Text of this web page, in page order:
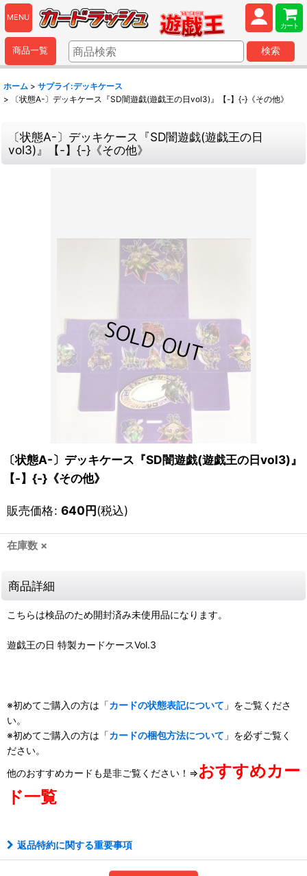
MENU
カート
商品一覧 検索
ホーム > サプライ:デッキケース
>
〔状態A-〕デッキケース『SD闇遊戯(遊戯王の日vol3)』【-】{-}《その他》
〔状態A-〕デッキケース『SD闇遊戯(遊戯王の日
vol3)』【-】{-}《その他》
〔状態A-〕デッキケース『SD闇遊戯(遊戯王の日vol3)』
【-】{-}《その他》
販売価格: 640円(税込)
在庫数 ×
商品詳細
こちらは検品のため開封済み未使用品になります。
遊戯王の日 特製カードケースVol.3
※初めてご購入の方は「カードの状態表記について 」をご覧くださ
い。
※初めてご購入の方は「カードの梱包方法について 」を必ずご覧く
ださい。
他のおすすめカードも是非ご覧ください！⇒おすすめカー
ド一覧
返品特約に関する重要事項